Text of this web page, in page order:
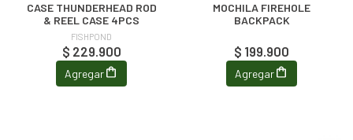
CASE THUNDERHEAD ROD
& REEL CASE 4PCS
FISHPOND
$ 229.900
Agregar
MOCHILA FIREHOLE
BACKPACK
$ 199.900
Agregar